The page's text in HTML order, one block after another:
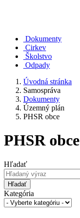
Dokumenty
Cirkev
Školstvo
Odpady
Úvodná stránka
Samospráva
Dokumenty
Územný plán
PHSR obce
PHSR obce
Hľadať
Hľadať
Kategória